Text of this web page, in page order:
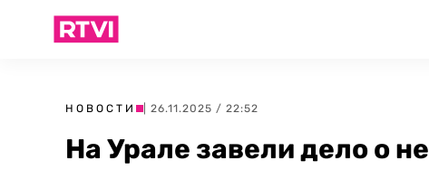
НОВОСТИ | 26.11.2025 / 22:52
На Урале завели дело о